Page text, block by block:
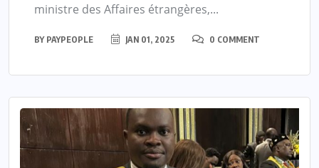
ministre des Affaires étrangères,...
BY PAYPEOPLE JAN 01, 2025 0 COMMENT